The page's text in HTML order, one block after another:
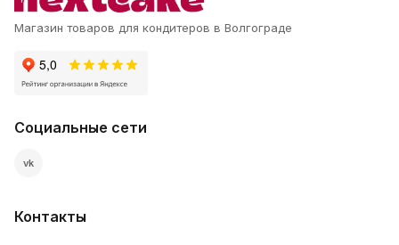
Магазин товаров для кондитеров в Волгограде
Социальные сети
vk
Контакты